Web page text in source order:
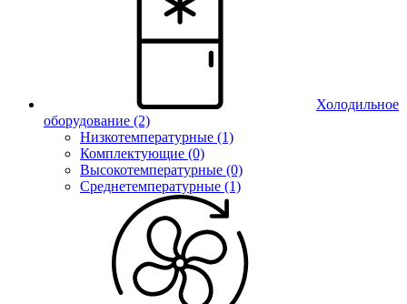
Холодильное
оборудование (2)
Низкотемпературные (1)
Комплектующие (0)
Высокотемпературные (0)
Среднетемпературные (1)